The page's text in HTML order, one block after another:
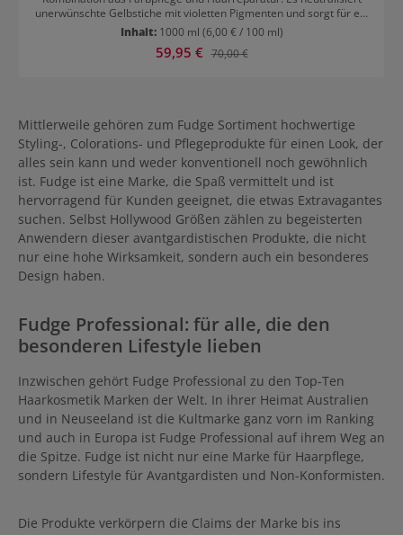
unerwünschte Gelbstiche mit violetten Pigmenten und sorgt für ein
klares, kühles Blond. Gleichzeitig stärkt es geschädigtes Haar und
verbessert die Haarstruktur nachhaltig. Für strahlendes Blond mit
mehr Kraft und Glanz.Pflege, Aufbau & Schutz in einem SchrittDie
wirkt glänzender, kräftiger und gesünder. Ideal für die regelmäßige
Anwendung zur Blondpflege.
Inhalt: 1000 ml (6,00 € / 100 ml)
Verkaufspreis:
59,95 € Regulärer Preis:
70,00 €
Mittlerweile gehören zum Fudge Sortiment hochwertige
Styling-, Colorations- und Pflegeprodukte für einen Look, der
alles sein kann und weder konventionell noch gewöhnlich
ist. Fudge ist eine Marke, die Spaß vermittelt und ist
hervorragend für Kunden geeignet, die etwas Extravagantes
suchen. Selbst Hollywood Größen zählen zu begeisterten
Anwendern dieser avantgardistischen Produkte, die nicht
nur eine hohe Wirksamkeit, sondern auch ein besonderes
Design haben.
Fudge Professional: für alle, die den
besonderen Lifestyle lieben
Inzwischen gehört Fudge Professional zu den Top-Ten
Haarkosmetik Marken der Welt. In ihrer Heimat Australien
und in Neuseeland ist die Kultmarke ganz vorn im Ranking
und auch in Europa ist Fudge Professional auf ihrem Weg an
die Spitze. Fudge ist nicht nur eine Marke für Haarpflege,
sondern Lifestyle für Avantgardisten und Non-Konformisten.
Die Produkte verkörpern die Claims der Marke bis ins